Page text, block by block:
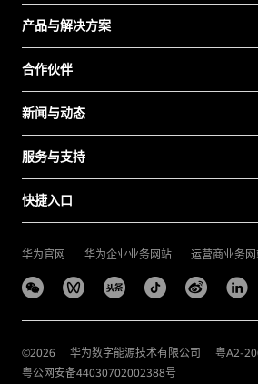
产品与解决方案
合作伙伴
新闻与动态
服务与支持
快捷入口
华为官网 华为企业业务网站 运营商业务
©2026 华为数字能源技术有限公司
粤A2-
粤公网安备44030702002388号